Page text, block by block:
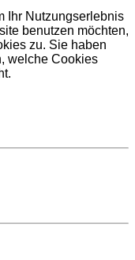
Ihr Nutzungserlebnis
benutzen möchten,
zu. Sie haben
welche Cookies